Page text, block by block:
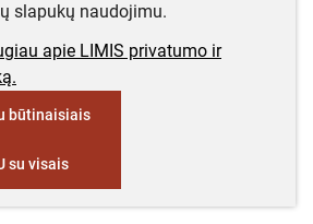
slapukų naudojimu.
apie LIMIS privatumo ir
būtinaisiais
su visais